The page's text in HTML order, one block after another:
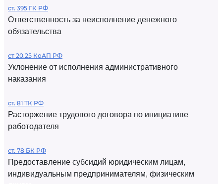
ст. 395 ГК РФ
Ответственность за неисполнение денежного
обязательства
ст 20.25 КоАП РФ
Уклонение от исполнения административного
наказания
ст. 81 ТК РФ
Расторжение трудового договора по инициативе
работодателя
ст. 78 БК РФ
Предоставление субсидий юридическим лицам,
индивидуальным предпринимателям, физическим